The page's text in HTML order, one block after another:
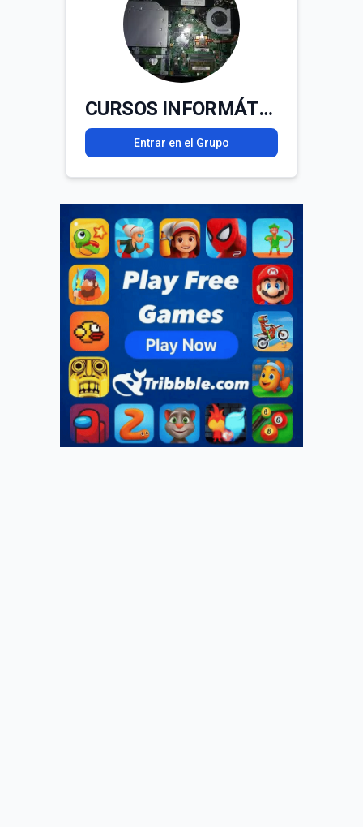
CURSOS INFORMÁTICA MEGA GRÁTIS
Entrar en el Grupo